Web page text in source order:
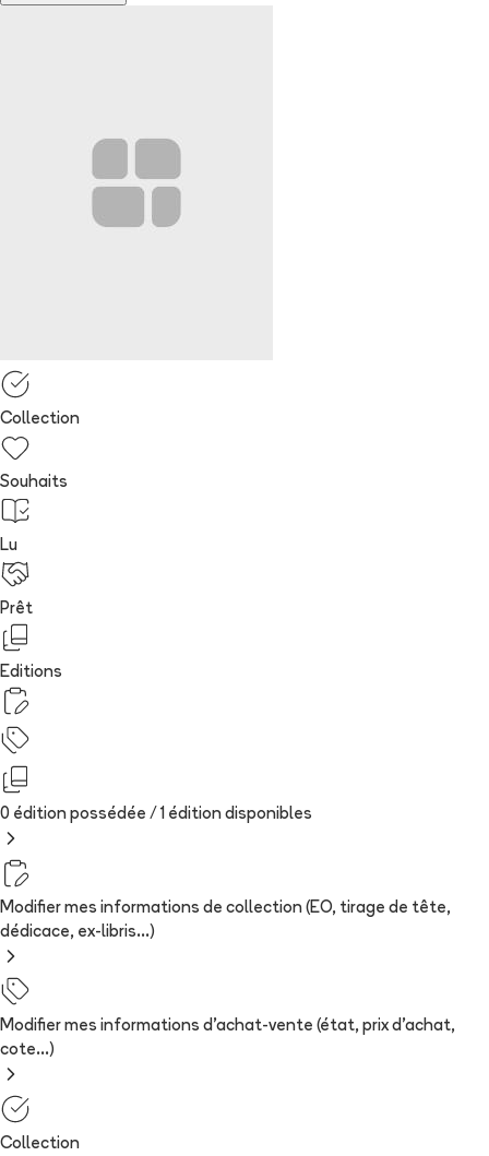
Collection
Souhaits
Lu
Prêt
Editions
0 édition possédée / 1 édition disponibles
Modifier mes informations de collection (EO, tirage de tête,
dédicace, ex-libris...)
Modifier mes informations d'achat-vente (état, prix d'achat,
cote...)
Collection